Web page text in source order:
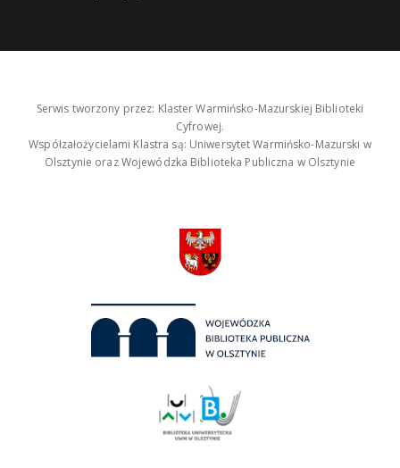
Serwis tworzony przez: Klaster Warmińsko-Mazurskiej Biblioteki
Cyfrowej.
Współzałożycielami Klastra są: Uniwersytet Warmińsko-Mazurski w
Olsztynie oraz Wojewódzka Biblioteka Publiczna w Olsztynie